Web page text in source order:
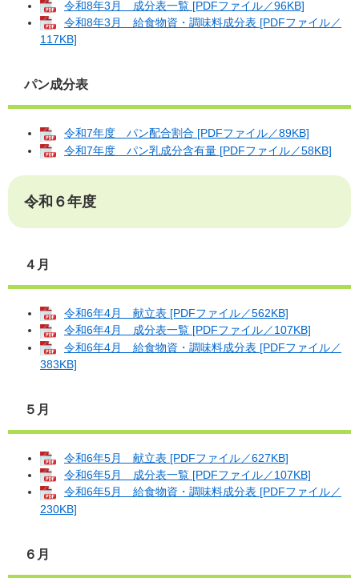
令和8年3月 成分表一覧 [PDFファイル／96KB]
令和8年3月 給食物資・調味料成分表 [PDFファイル／
117KB]
パン成分表
令和7年度 パン配合割合 [PDFファイル／89KB]
令和7年度 パン乳成分含有量 [PDFファイル／58KB]
令和６年度
４月
令和6年4月 献立表 [PDFファイル／562KB]
令和6年4月 成分表一覧 [PDFファイル／107KB]
令和6年4月 給食物資・調味料成分表 [PDFファイル／
383KB]
５月
令和6年5月 献立表 [PDFファイル／627KB]
令和6年5月 成分表一覧 [PDFファイル／107KB]
令和6年5月 給食物資・調味料成分表 [PDFファイル／
230KB]
６月